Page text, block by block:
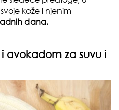
kože i njenim
dana.
avokadom za suvu i